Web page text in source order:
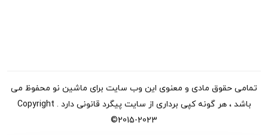
تمامی حقوق مادی و معنوی این وب سایت برای ماشین نو محفوظ می
باشد ، هر گونه کپی برداری از سایت پیگرد قانونی دارد . Copyright
©2015-2023